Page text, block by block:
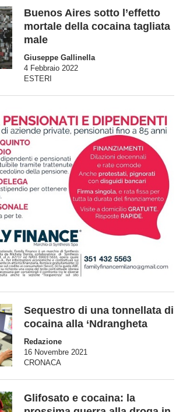
Buenos Aires sotto l’effetto
mortale della cocaina tagliata
male
Giuseppe Gallinella
4 Febbraio 2022
ESTERI
Sequestro di una tonnellata di
cocaina alla ‘Ndrangheta
Redazione
16 Novembre 2021
CRONACA
Glifosato e cocaina: la